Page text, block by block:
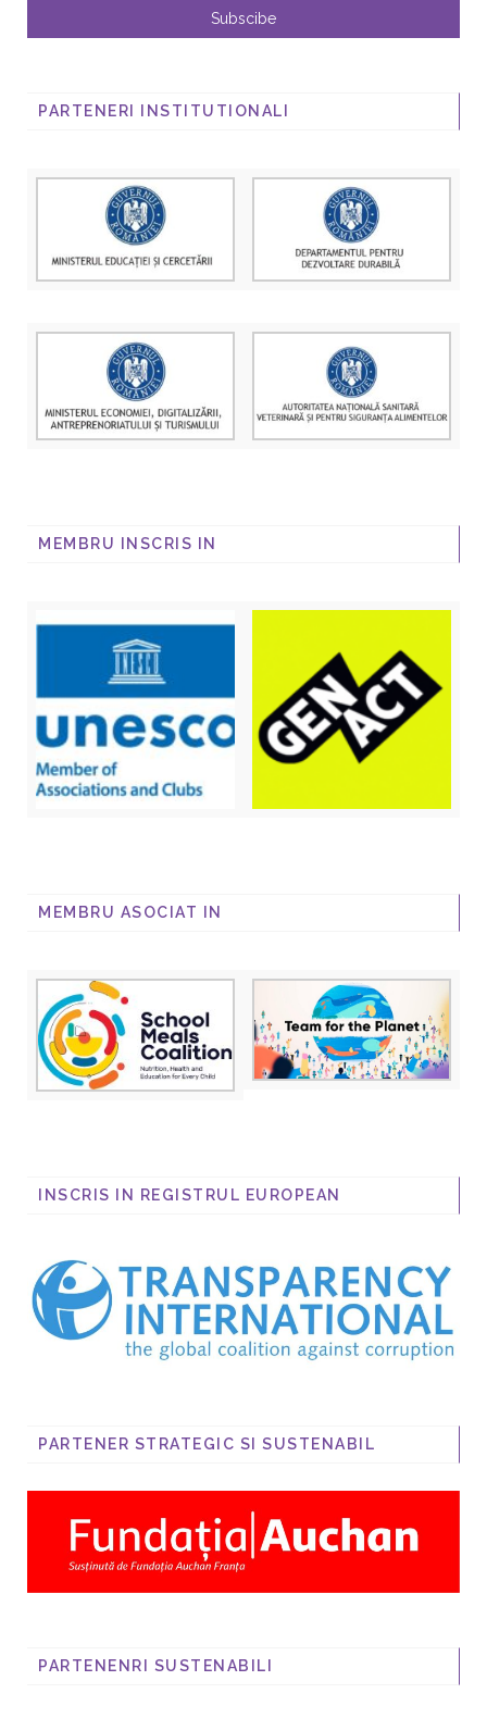
PARTENERI INSTITUTIONALI
MEMBRU INSCRIS IN
MEMBRU ASOCIAT IN
INSCRIS IN REGISTRUL EUROPEAN
PARTENER STRATEGIC SI SUSTENABIL
PARTENENRI SUSTENABILI